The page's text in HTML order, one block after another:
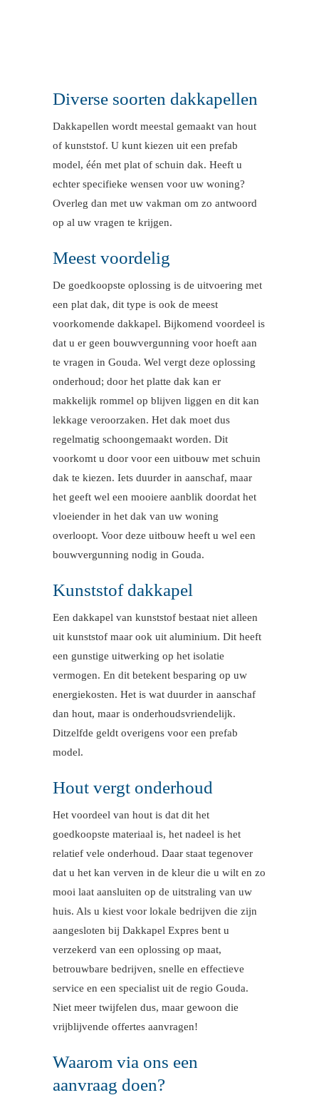
Diverse soorten dakkapellen
Dakkapellen wordt meestal gemaakt van hout
of kunststof. U kunt kiezen uit een prefab
model, één met plat of schuin dak. Heeft u
echter specifieke wensen voor uw woning?
Overleg dan met uw vakman om zo antwoord
op al uw vragen te krijgen.
Meest voordelig
De goedkoopste oplossing is de uitvoering met
een plat dak, dit type is ook de meest
voorkomende dakkapel. Bijkomend voordeel is
dat u er geen bouwvergunning voor hoeft aan
te vragen in Gouda. Wel vergt deze oplossing
onderhoud; door het platte dak kan er
makkelijk rommel op blijven liggen en dit kan
lekkage veroorzaken. Het dak moet dus
regelmatig schoongemaakt worden. Dit
voorkomt u door voor een uitbouw met schuin
dak te kiezen. Iets duurder in aanschaf, maar
het geeft wel een mooiere aanblik doordat het
vloeiender in het dak van uw woning
overloopt. Voor deze uitbouw heeft u wel een
bouwvergunning nodig in Gouda.
Kunststof dakkapel
Een dakkapel van kunststof bestaat niet alleen
uit kunststof maar ook uit aluminium. Dit heeft
een gunstige uitwerking op het isolatie
vermogen. En dit betekent besparing op uw
energiekosten. Het is wat duurder in aanschaf
dan hout, maar is onderhoudsvriendelijk.
Ditzelfde geldt overigens voor een prefab
model.
Hout vergt onderhoud
Het voordeel van hout is dat dit het
goedkoopste materiaal is, het nadeel is het
relatief vele onderhoud. Daar staat tegenover
dat u het kan verven in de kleur die u wilt en zo
mooi laat aansluiten op de uitstraling van uw
huis. Als u kiest voor lokale bedrijven die zijn
aangesloten bij Dakkapel Expres bent u
verzekerd van een oplossing op maat,
betrouwbare bedrijven, snelle en effectieve
service en een specialist uit de regio Gouda.
Niet meer twijfelen dus, maar gewoon die
vrijblijvende offertes aanvragen!
Waarom via ons een
aanvraag doen?